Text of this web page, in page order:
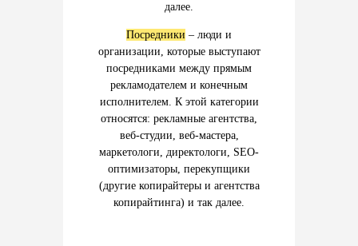
далее.
Посредники – люди и
организации, которые выступают
посредниками между прямым
рекламодателем и конечным
исполнителем. К этой категории
относятся: рекламные агентства,
веб-студии, веб-мастера,
маркетологи, директологи, SEO-
оптимизаторы, перекупщики
(другие копирайтеры и агентства
копирайтинга) и так далее.